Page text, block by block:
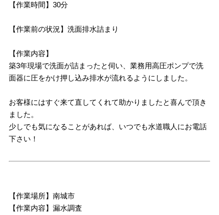
【作業時間】30分
【作業前の状況】洗面排水詰まり
【作業内容】
築3年現場で洗面が詰まったと伺い、業務用高圧ポンプで洗
面器に圧をかけ押し込み排水が流れるようにしました。
お客様にはすぐ来て直してくれて助かりましたと喜んで頂き
ました。
少しでも気になることがあれば、いつでも水道職人にお電話
下さい！
【作業場所】南城市
【作業内容】漏水調査